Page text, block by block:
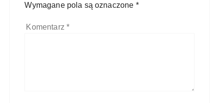
Wymagane pola są oznaczone *
Komentarz *